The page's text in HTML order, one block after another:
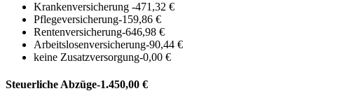
Krankenversicherung -471,32 €
Pflegeversicherung-159,86 €
Rentenversicherung-646,98 €
Arbeitslosenversicherung-90,44 €
keine Zusatzversorgung-0,00 €
Steuerliche Abzüge-1.450,00 €